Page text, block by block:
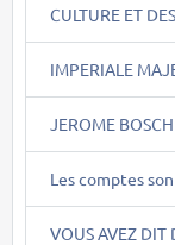
CULTURE ET
IMPERIALE
JEROME
Les comptes
VOUS AVEZ DIT